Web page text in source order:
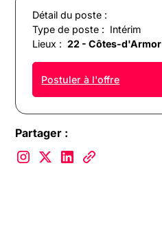
Détail du poste :
Type de poste : Intérim
Lieux : 22 - Côtes-d'Armor
Postuler à l'offre
Partager :